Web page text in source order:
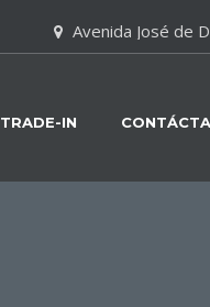
Avenida José de
TRADE-IN